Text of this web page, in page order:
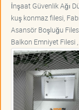
İnşaat Güvenlik Ağı
kuş konmaz filesi,
Asansör Boşluğu
Balkon Emniyet Filesi